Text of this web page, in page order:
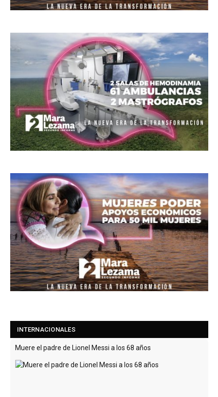
INTERNACIONALES
Muere el padre de Lionel Messi a los 68 años